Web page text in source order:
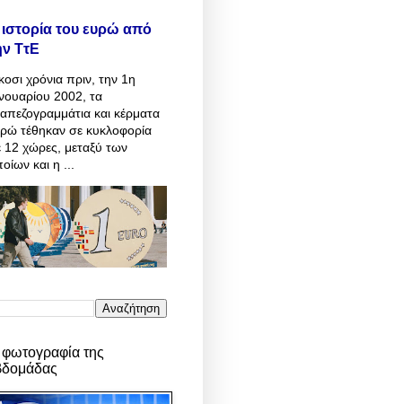
του ευρώ από
ΤτΕ
χρόνια πριν, την 1η
2002, τα
και κέρματα
τέθηκαν σε κυκλοφορία
12 χώρες, μεταξύ των
και η ...
της